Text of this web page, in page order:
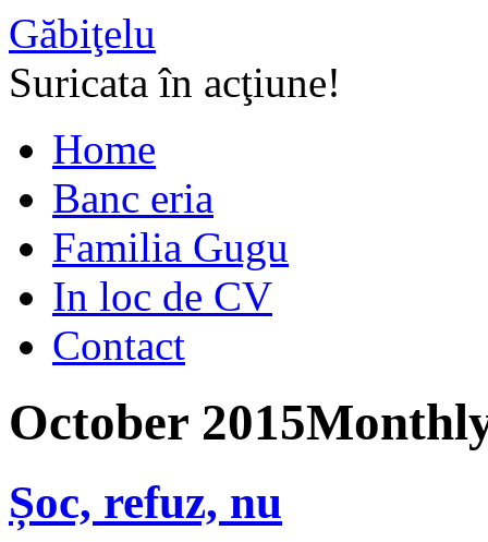
Găbiţelu
Suricata în acţiune!
Home
Banc eria
Familia Gugu
In loc de CV
Contact
October 2015
Șoc, refuz, nu